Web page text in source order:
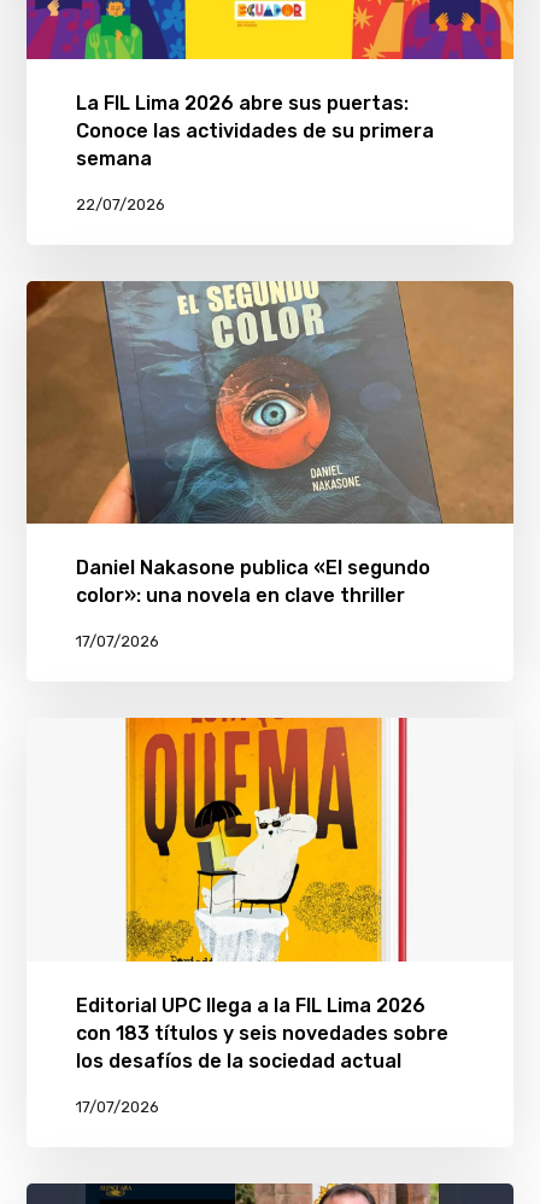
La FIL Lima 2026 abre sus puertas:
Conoce las actividades de su primera
semana
22/07/2026
Daniel Nakasone publica «El segundo
color»: una novela en clave thriller
17/07/2026
Editorial UPC llega a la FIL Lima 2026
con 183 títulos y seis novedades sobre
los desafíos de la sociedad actual
17/07/2026